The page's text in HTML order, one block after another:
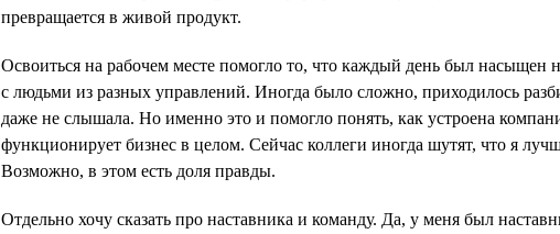
превращается в живой продукт.
Освоиться на рабочем месте помогло то, что каждый день был
с людьми из разных управлений. Иногда было сложно, приходилось
даже не слышала. Но именно это и помогло понять, как устроена
функционирует бизнес в целом. Сейчас коллеги иногда шутят, что я
Возможно, в этом есть доля правды.
Отдельно хочу сказать про наставника и команду. Да, у меня был